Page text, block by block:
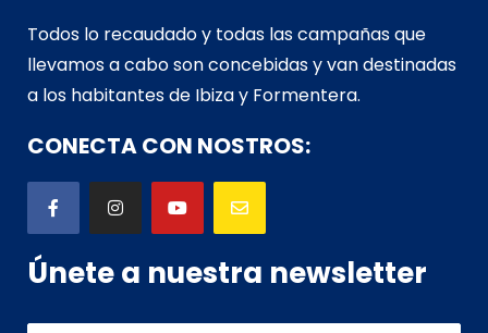
Todos lo recaudado y todas las campañas que
llevamos a cabo son concebidas y van destinadas
a los habitantes de Ibiza y Formentera.
CONECTA CON NOSTROS:
Únete a nuestra newsletter